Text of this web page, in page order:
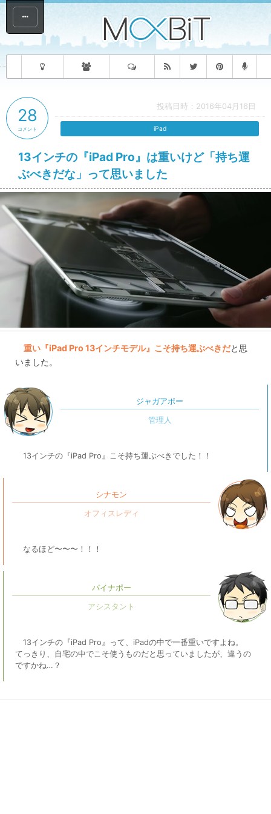
投稿日時：2016年04月16日
13インチの『iPad Pro』は重いけど「持ち運
ぶべきだな」って思いました
28
コメント iPad
重い『iPad Pro 13インチモデル』こそ持ち運ぶべきだと思
いました。
ジャガアポー
13インチの『iPad Pro』こそ持ち運ぶべきでした！！
シナモン
なるほど〜〜〜！！！
パイナポー
13インチの『iPad Pro』って、iPadの中で一番重いですよね。
てっきり、自宅の中でこそ使うものだと思っていましたが、違うの
ですかね…？